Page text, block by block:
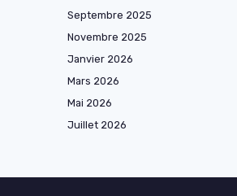
Septembre 2025
Novembre 2025
Janvier 2026
Mars 2026
Mai 2026
Juillet 2026